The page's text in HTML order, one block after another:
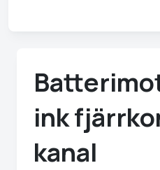
ink
kanal